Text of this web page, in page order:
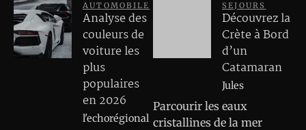
AUTOMOBILE
Analyse des
couleurs de
voiture les
plus
populaires
en 2026
l'echorégional
SEJOURS
Découvrez la
Crète à Bord
d’un
Catamaran
Jules
Parcourir les eaux
cristallines de la mer